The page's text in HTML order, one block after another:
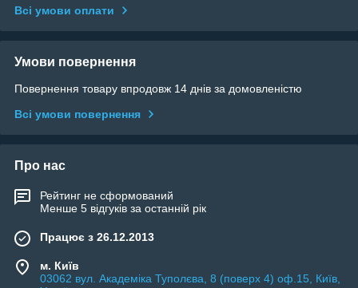
Всі умови оплати
Умови повернення
Повернення товару впродовж 14 днів за домовленістю
Всі умови повернення
Про нас
Рейтинг не сформований
Менше 5 відгуків за останній рік
Працює з 26.12.2013
м. Київ
03062 вул. Академіка Туполєва, 8 (поверх 4) оф.15, Київ,